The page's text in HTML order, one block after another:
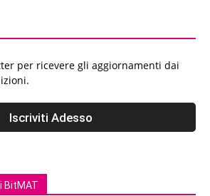
per ricevere gli aggiornamenti dai
BitMAT